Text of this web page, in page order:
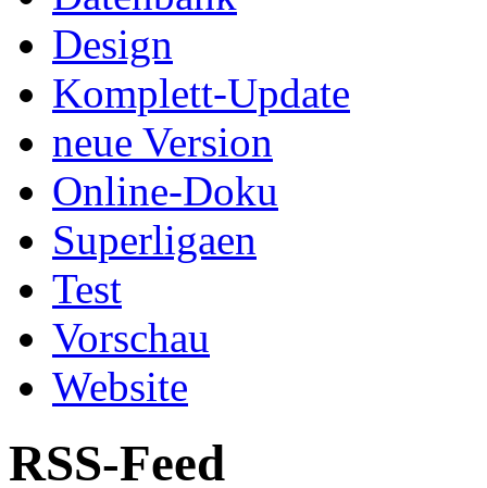
Design
Komplett-Update
neue Version
Online-Doku
Superligaen
Test
Vorschau
Website
RSS-Feed